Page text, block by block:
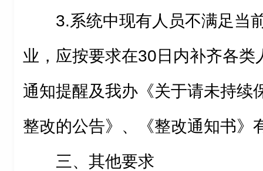
3.系统中现有人员不满足当
业，应按要求在30日内补齐各类
通知提醒及我办《关于请未持续
整改的公告》、《整改通知书》
三、其他要求